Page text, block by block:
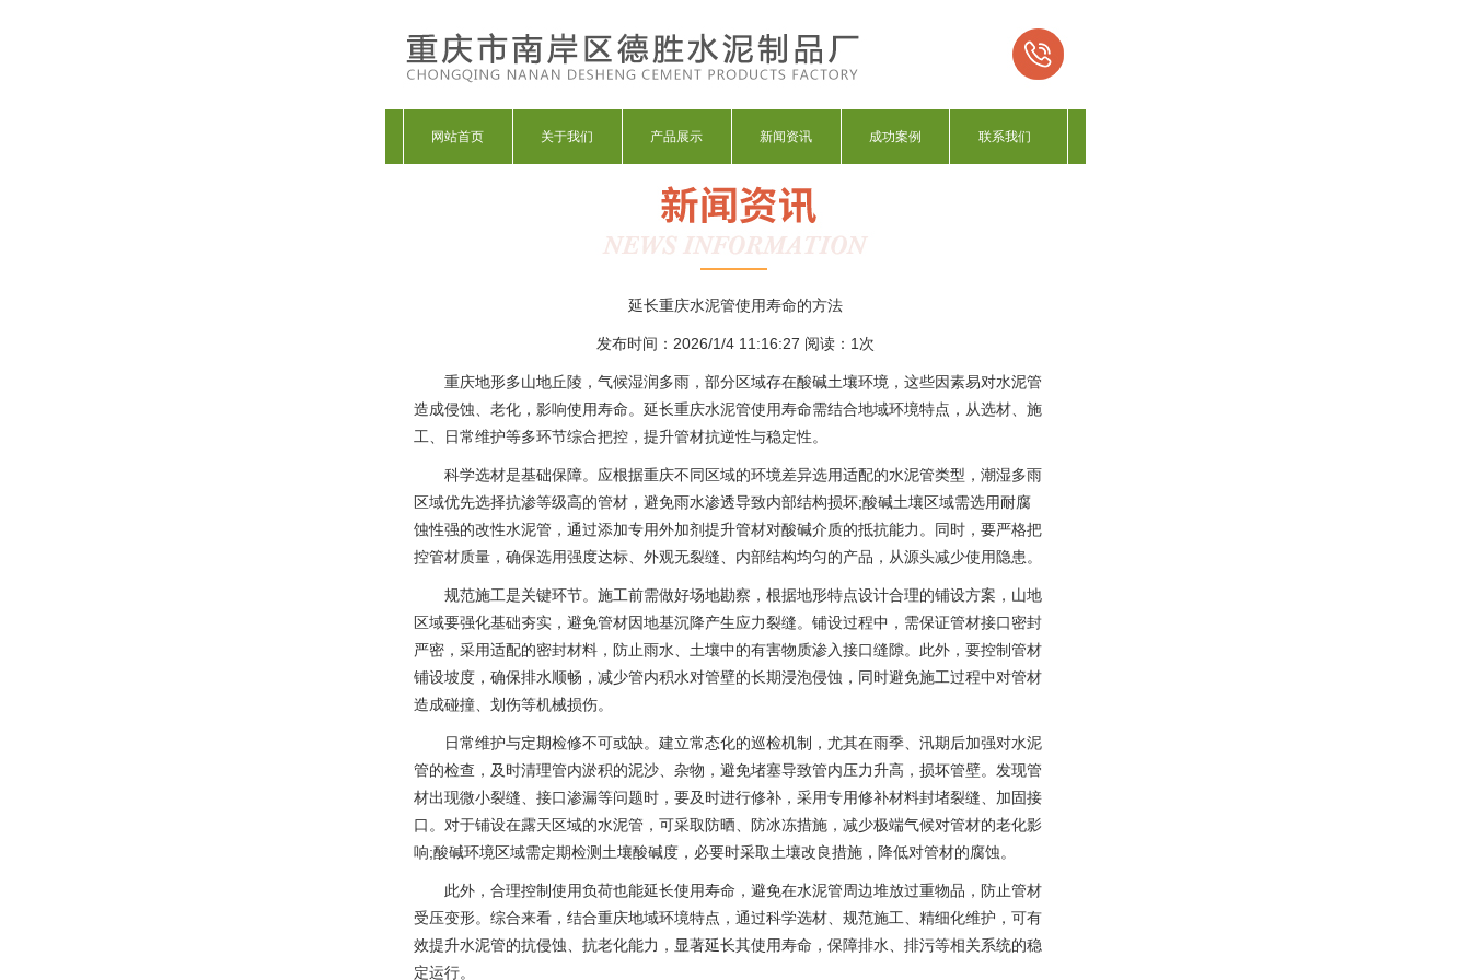
网站首页 关于我们 产品展示 新闻资讯 成功案例 联系我们
延长重庆水泥管使用寿命的方法
发布时间：2026/1/4 11:16:27 阅读： 1次
重庆地形多山地丘陵，气候湿润多雨，部分区域存在酸碱土壤环境，这些因素易对水泥管
造成侵蚀、老化，影响使用寿命。延长重庆水泥管使用寿命需结合地域环境特点，从选材、施
工、日常维护等多环节综合把控，提升管材抗逆性与稳定性。
科学选材是基础保障。应根据重庆不同区域的环境差异选用适配的水泥管类型，潮湿多雨
区域优先选择抗渗等级高的管材，避免雨水渗透导致内部结构损坏;酸碱土壤区域需选用耐腐
蚀性强的改性水泥管，通过添加专用外加剂提升管材对酸碱介质的抵抗能力。同时，要严格把
控管材质量，确保选用强度达标、外观无裂缝、内部结构均匀的产品，从源头减少使用隐患。
规范施工是关键环节。施工前需做好场地勘察，根据地形特点设计合理的铺设方案，山地
区域要强化基础夯实，避免管材因地基沉降产生应力裂缝。铺设过程中，需保证管材接口密封
严密，采用适配的密封材料，防止雨水、土壤中的有害物质渗入接口缝隙。此外，要控制管材
铺设坡度，确保排水顺畅，减少管内积水对管壁的长期浸泡侵蚀，同时避免施工过程中对管材
造成碰撞、划伤等机械损伤。
日常维护与定期检修不可或缺。建立常态化的巡检机制，尤其在雨季、汛期后加强对水泥
管的检查，及时清理管内淤积的泥沙、杂物，避免堵塞导致管内压力升高，损坏管壁。发现管
材出现微小裂缝、接口渗漏等问题时，要及时进行修补，采用专用修补材料封堵裂缝、加固接
口。对于铺设在露天区域的水泥管，可采取防晒、防冰冻措施，减少极端气候对管材的老化影
响;酸碱环境区域需定期检测土壤酸碱度，必要时采取土壤改良措施，降低对管材的腐蚀。
此外，合理控制使用负荷也能延长使用寿命，避免在水泥管周边堆放过重物品，防止管材
受压变形。综合来看，结合重庆地域环境特点，通过科学选材、规范施工、精细化维护，可有
效提升水泥管的抗侵蚀、抗老化能力，显著延长其使用寿命，保障排水、排污等相关系统的稳
定运行。